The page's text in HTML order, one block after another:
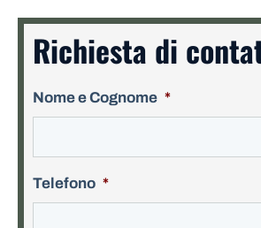
Richiesta di
Nome e Cognome *
Telefono *